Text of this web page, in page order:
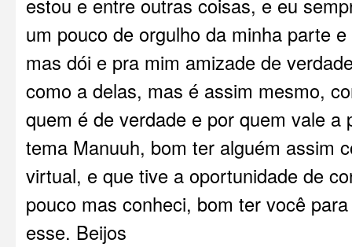
estou e entre outras coisas, e eu
um pouco de orgulho da minha parte
mas dói e pra mim amizade de
como a delas, mas é assim mesmo,
quem é de verdade e por quem vale a
tema Manuuh, bom ter alguém assim
virtual, e que tive a oportunidade de
pouco mas conheci, bom ter você
esse. Beijos